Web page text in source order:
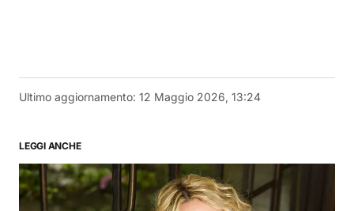
Ultimo aggiornamento: 12 Maggio 2026, 13:24
LEGGI ANCHE